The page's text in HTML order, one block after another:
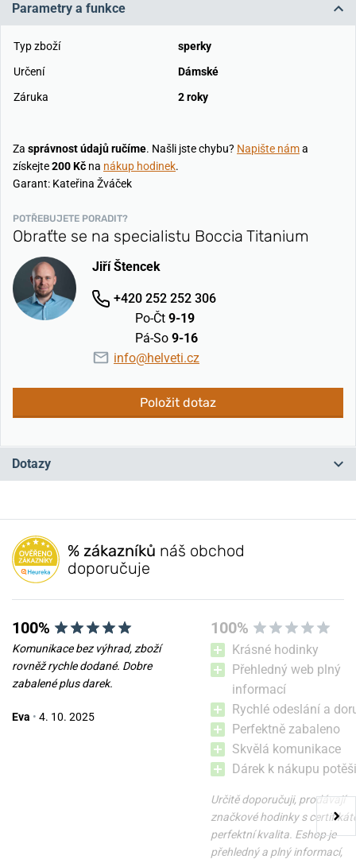
Parametry a funkce
Typ zboží
sperky
Určení
Dámské
Záruka
2 roky
Za správnost údajů ručíme. Našli jste chybu? Napište náma
získejte200 Kč na nákup hodinek.
Garant: Kateřina Žváček
POTŘEBUJETE PORADIT?
Obraťte se na specialistu Boccia Titanium
Jiří Štencek
+420 252 252 306
Po-Čt 9-19
Pá-So 9-16
info@helveti.cz
Položit dotaz
Dotazy
Máte otázku? Zanechte nám komentář
Přidat dotaz
% zákazníků náš obchod
doporučuje
100%
Komunikace bez výhrad, zboží
rovněž rychle dodané. Dobre
zabalené plus darek.
Eva • 4. 10. 2025
100%
Krásné hodinky
Přehledný web plný
informací
Rychlé odeslání a
Perfektně zabaleno
Skvělá komunikace
Dárek k nákupu
Určitě doporučuji, prodávají
značkové hodinky s
perfektní kvalita. Eshop je
přehledný a plný informací,